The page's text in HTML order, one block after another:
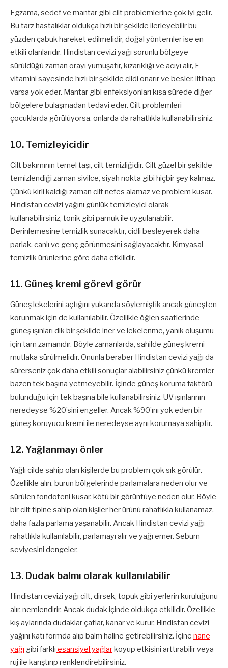
Egzama, sedef ve mantar gibi cilt problemlerine çok iyi gelir.
Bu tarz hastalıklar oldukça hızlı bir şekilde ilerleyebilir bu
yüzden çabuk hareket edilmelidir, doğal yöntemler ise en
etkili olanlarıdır. Hindistan cevizi yağı sorunlu bölgeye
sürüldüğü zaman orayı yumuşatır, kızarıklığı ve acıyı alır, E
vitamini sayesinde hızlı bir şekilde cildi onarır ve besler, iltihap
varsa yok eder. Mantar gibi enfeksiyonları kısa sürede diğer
bölgelere bulaşmadan tedavi eder. Cilt problemleri
çocuklarda görülüyorsa, onlarda da rahatlıkla kullanabilirsiniz.
10. Temizleyicidir
Cilt bakımının temel taşı, cilt temizliğidir. Cilt güzel bir şekilde
temizlendiği zaman sivilce, siyah nokta gibi hiçbir şey kalmaz.
Çünkü kirli kaldığı zaman cilt nefes alamaz ve problem kusar.
Hindistan cevizi yağını günlük temizleyici olarak
kullanabilirsiniz, tonik gibi pamuk ile uygulanabilir.
Derinlemesine temizlik sunacaktır, cidli besleyerek daha
parlak, canlı ve genç görünmesini sağlayacaktır. Kimyasal
temizlik ürünlerine göre daha etkilidir.
11. Güneş kremi görevi görür
Güneş lekelerini açtığını yukarıda söylemiştik ancak güneşten
korunmak için de kullanılabilir. Özellikle öğlen saatlerinde
güneş ışınları dik bir şekilde iner ve lekelenme, yanık oluşumu
için tam zamanıdır. Böyle zamanlarda, sahilde güneş kremi
mutlaka sürülmelidir. Onunla beraber Hindistan cevizi yağı da
sürerseniz çok daha etkili sonuçlar alabilirsiniz çünkü kremler
bazen tek başına yetmeyebilir. İçinde güneş koruma faktörü
bulunduğu için tek başına bile kullanabilirsiniz. UV ışınlarının
neredeyse %20’sini engeller. Ancak %90’ını yok eden bir
güneş koruyucu kremi ile neredeyse aynı korumaya sahiptir.
12. Yağlanmayı önler
Yağlı cilde sahip olan kişilerde bu problem çok sık görülür.
Özellikle alın, burun bölgelerinde parlamalara neden olur ve
sürülen fondoteni kusar, kötü bir görüntüye neden olur. Böyle
bir cilt tipine sahip olan kişiler her ürünü rahatlıkla kullanamaz,
daha fazla parlama yaşanabilir. Ancak Hindistan cevizi yağı
rahatlıkla kullanılabilir, parlamayı alır ve yağı emer. Sebum
seviyesini dengeler.
13. Dudak balmı olarak kullanılabilir
Hindistan cevizi yağı cilt, dirsek, topuk gibi yerlerin kuruluğunu
alır, nemlendirir. Ancak dudak içinde oldukça etkilidir. Özellikle
kış aylarında dudaklar çatlar, kanar ve kurur. Hindistan cevizi
yağını katı formda alıp balm haline getirebilirsiniz. İçine nane
yağı gibi farklı esansiyel yağlarkoyup etkisini arttırabilir veya
ruj ile karıştırıp renklendirebilirsiniz.